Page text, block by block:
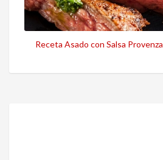
Receta Asado con Salsa